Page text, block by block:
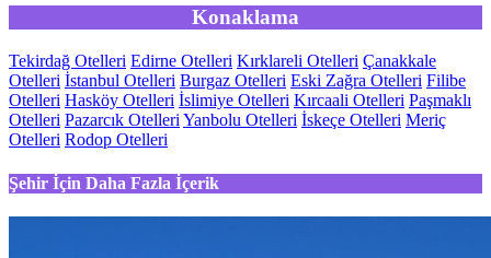
Konaklama
Tekirdağ Otelleri Edirne Otelleri Kırklareli Otelleri Çanakkale
Otelleri İstanbul Otelleri Burgaz Otelleri Eski Zağra Otelleri Filibe
Otelleri Hasköy Otelleri İslimiye Otelleri Kırcaali Otelleri Paşmaklı
Otelleri Pazarcık OtelleriYanbolu Otelleri İskeçe Otelleri Meriç
Otelleri Rodop Otelleri
Şehir İçin Daha Fazla İçerik